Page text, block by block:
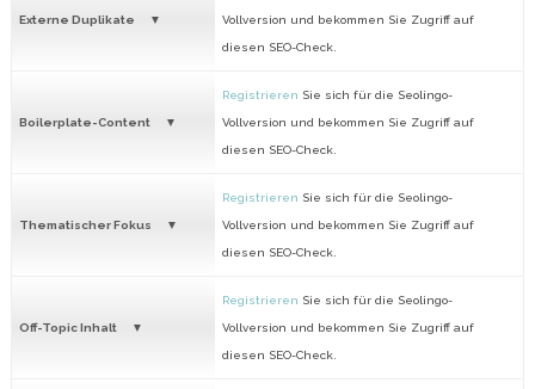
Externe Duplikate Vollversion und bekommen Sie Zugriff auf
diesen SEO-Check.
Boilerplate-Content
Registrieren Sie sich für die Seolingo-
Vollversion und bekommen Sie Zugriff auf
diesen SEO-Check.
Thematischer Fokus
Registrieren Sie sich für die Seolingo-
Vollversion und bekommen Sie Zugriff auf
diesen SEO-Check.
Off-Topic Inhalt
Registrieren Sie sich für die Seolingo-
Vollversion und bekommen Sie Zugriff auf
diesen SEO-Check.